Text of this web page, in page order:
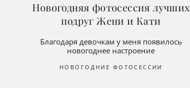
Новогодняя фотосессия лучших
подруг Жени и Кати
Благодаря девочкам у меня появилось
новогоднее настроение
НОВОГОДНИЕ ФОТОСЕССИИ